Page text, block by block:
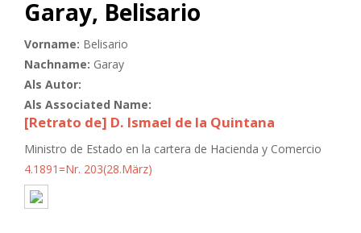
Garay, Belisario
Vorname: Belisario
Nachname: Garay
Als Autor:
Als Associated Name:
[Retrato de] D. Ismael de la Quintana
Ministro de Estado en la cartera de Hacienda y Comercio
4.1891=Nr. 203(28.März)